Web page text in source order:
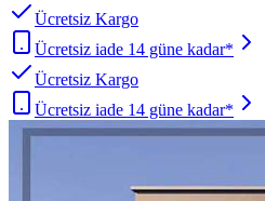
Ücretsiz Kargo
Ücretsiz iade 14 güne kadar*
Ücretsiz Kargo
Ücretsiz iade 14 güne kadar*